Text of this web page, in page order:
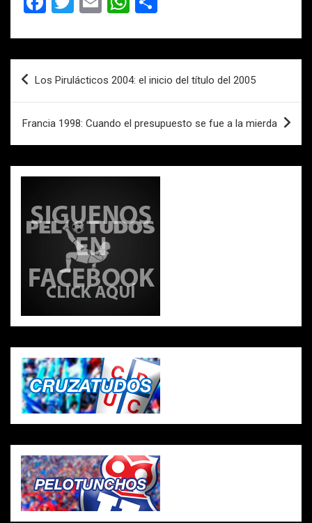
ce
b
o
o
k
tt
er
ail at
s
A
p
p
m
p
ar
Navegación
Los Pirulácticos 2004: el inicio del título del 2005
Francia 1998: Cuando el presupuesto se fue a la mierda